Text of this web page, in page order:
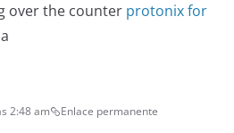
over the counter protonix for
2:48 am Enlace permanente